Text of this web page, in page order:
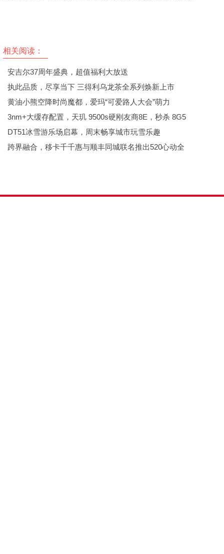
相关阅读：
安吉尔37周年盛典，超值福利大放送
执此品质，尽享当下 三得利乌龙茶全系列焕新上市
黄油小熊空降时尚魔都，爱玛“可爱路人大会”萌力
3nm+大缓存配置，天玑 9500s硬刚友商8E，秒杀 8G5
DT51冰雪游乐场启幕，周末畅享城市玩雪乐趣
跨界融合，移卡千千惠与顺丰同城联名推出520心动全